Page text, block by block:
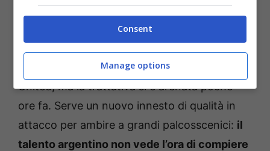
provato a strappare Sancho dal Manchester
United, ma la trattativa si è arenata poche
ore fa. Serve un nuovo innesto di qualità in
attacco per ambire a grandi palcosscenici: il
talento argentino non vede l’ora di compiere
Consent
Manage options